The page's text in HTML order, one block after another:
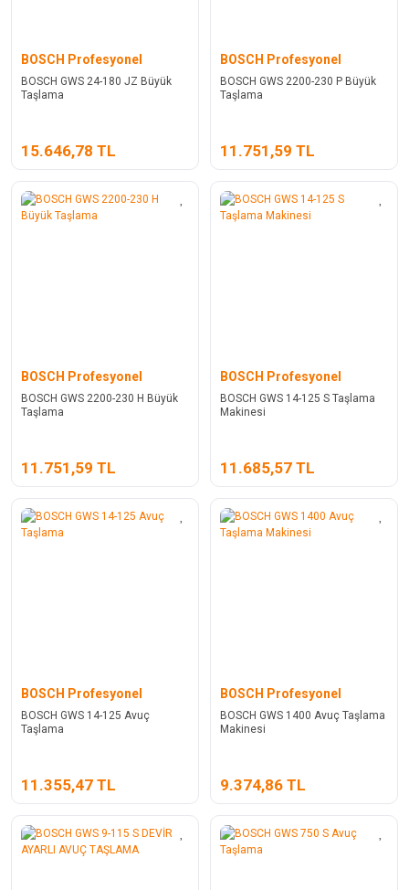
BOSCH Profesyonel
BOSCH GWS 24-180 JZ Büyük
Taşlama
15.646,78 TL
BOSCH Profesyonel
BOSCH GWS 2200-230 P Büyük
Taşlama
11.751,59 TL
BOSCH Profesyonel
BOSCH GWS 2200-230 H Büyük
Taşlama
11.751,59 TL
BOSCH Profesyonel
BOSCH GWS 14-125 S Taşlama
Makinesi
11.685,57 TL
BOSCH Profesyonel
BOSCH GWS 14-125 Avuç
Taşlama
11.355,47 TL
BOSCH Profesyonel
BOSCH GWS 1400 Avuç Taşlama
Makinesi
9.374,86 TL